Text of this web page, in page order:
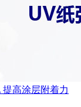
高涂层附着力